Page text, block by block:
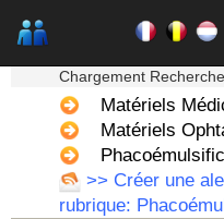
Chargement
Matériels
Matériels
>> Créer une
rubrique: